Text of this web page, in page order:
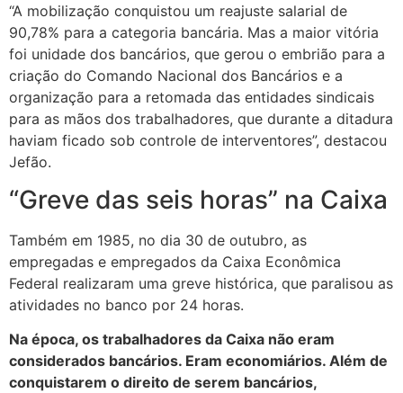
“A mobilização conquistou um reajuste salarial de
90,78% para a categoria bancária. Mas a maior vitória
foi unidade dos bancários, que gerou o embrião para a
criação do Comando Nacional dos Bancários e a
organização para a retomada das entidades sindicais
para as mãos dos trabalhadores, que durante a ditadura
haviam ficado sob controle de interventores”, destacou
Jefão.
“Greve das seis horas” na Caixa
Também em 1985, no dia 30 de outubro, as
empregadas e empregados da Caixa Econômica
Federal realizaram uma greve histórica, que paralisou as
atividades no banco por 24 horas.
Na época, os trabalhadores da Caixa não eram
considerados bancários. Eram economiários. Além de
conquistarem o direito de serem bancários,